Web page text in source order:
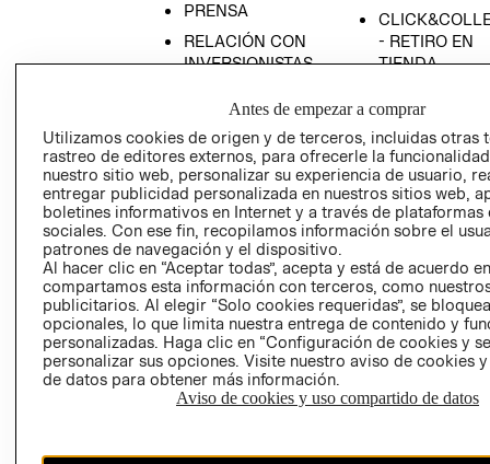
PRENSA
RELACIÓN CON
INVERSIONISTAS
EMPRESARIAL
- RETIRO EN
TIENDA
CONDICIONES
AVISO DE
PRIVACIDAD
GIFT CARD
AVISO DE
Antes de empezar a comprar
Utilizamos cookies de origen y de terceros, incluidas otras
rastreo de editores externos, para ofrecerle la
nuestro sitio web, personalizar su experiencia de usuario,
entregar publicidad personalizada en nuestros sitios web,
boletines informativos en Internet y a través de plataformas
sociales. Con ese fin, recopilamos información sobre el
patrones de navegación y el dispositivo.
Al hacer clic en “Aceptar todas”, acepta y está de acuerdo
compartamos esta información con terceros, como
publicitarios. Al elegir “Solo cookies requeridas”, se
opcionales, lo que limita nuestra entrega de contenido y
personalizadas. Haga clic en “Configuración de cookies y
personalizar sus opciones. Visite nuestro aviso de cookies
de datos para obtener más información.
Aviso de cookies y uso compartido de datos